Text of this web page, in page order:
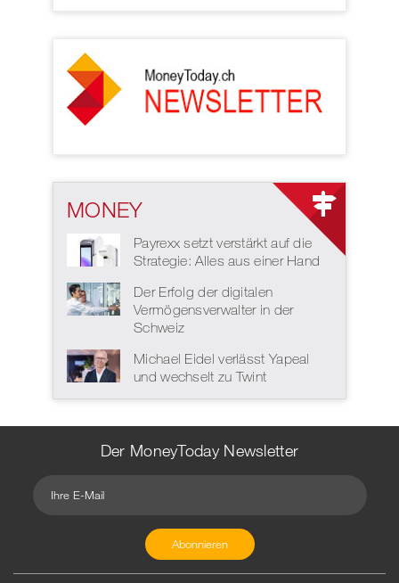
MONEY
Payrexx setzt verstärkt auf die
Strategie: Alles aus einer Hand
Der Erfolg der digitalen
Vermögensverwalter in der
Schweiz
Michael Eidel verlässt Yapeal
und wechselt zu Twint
Der MoneyToday Newsletter